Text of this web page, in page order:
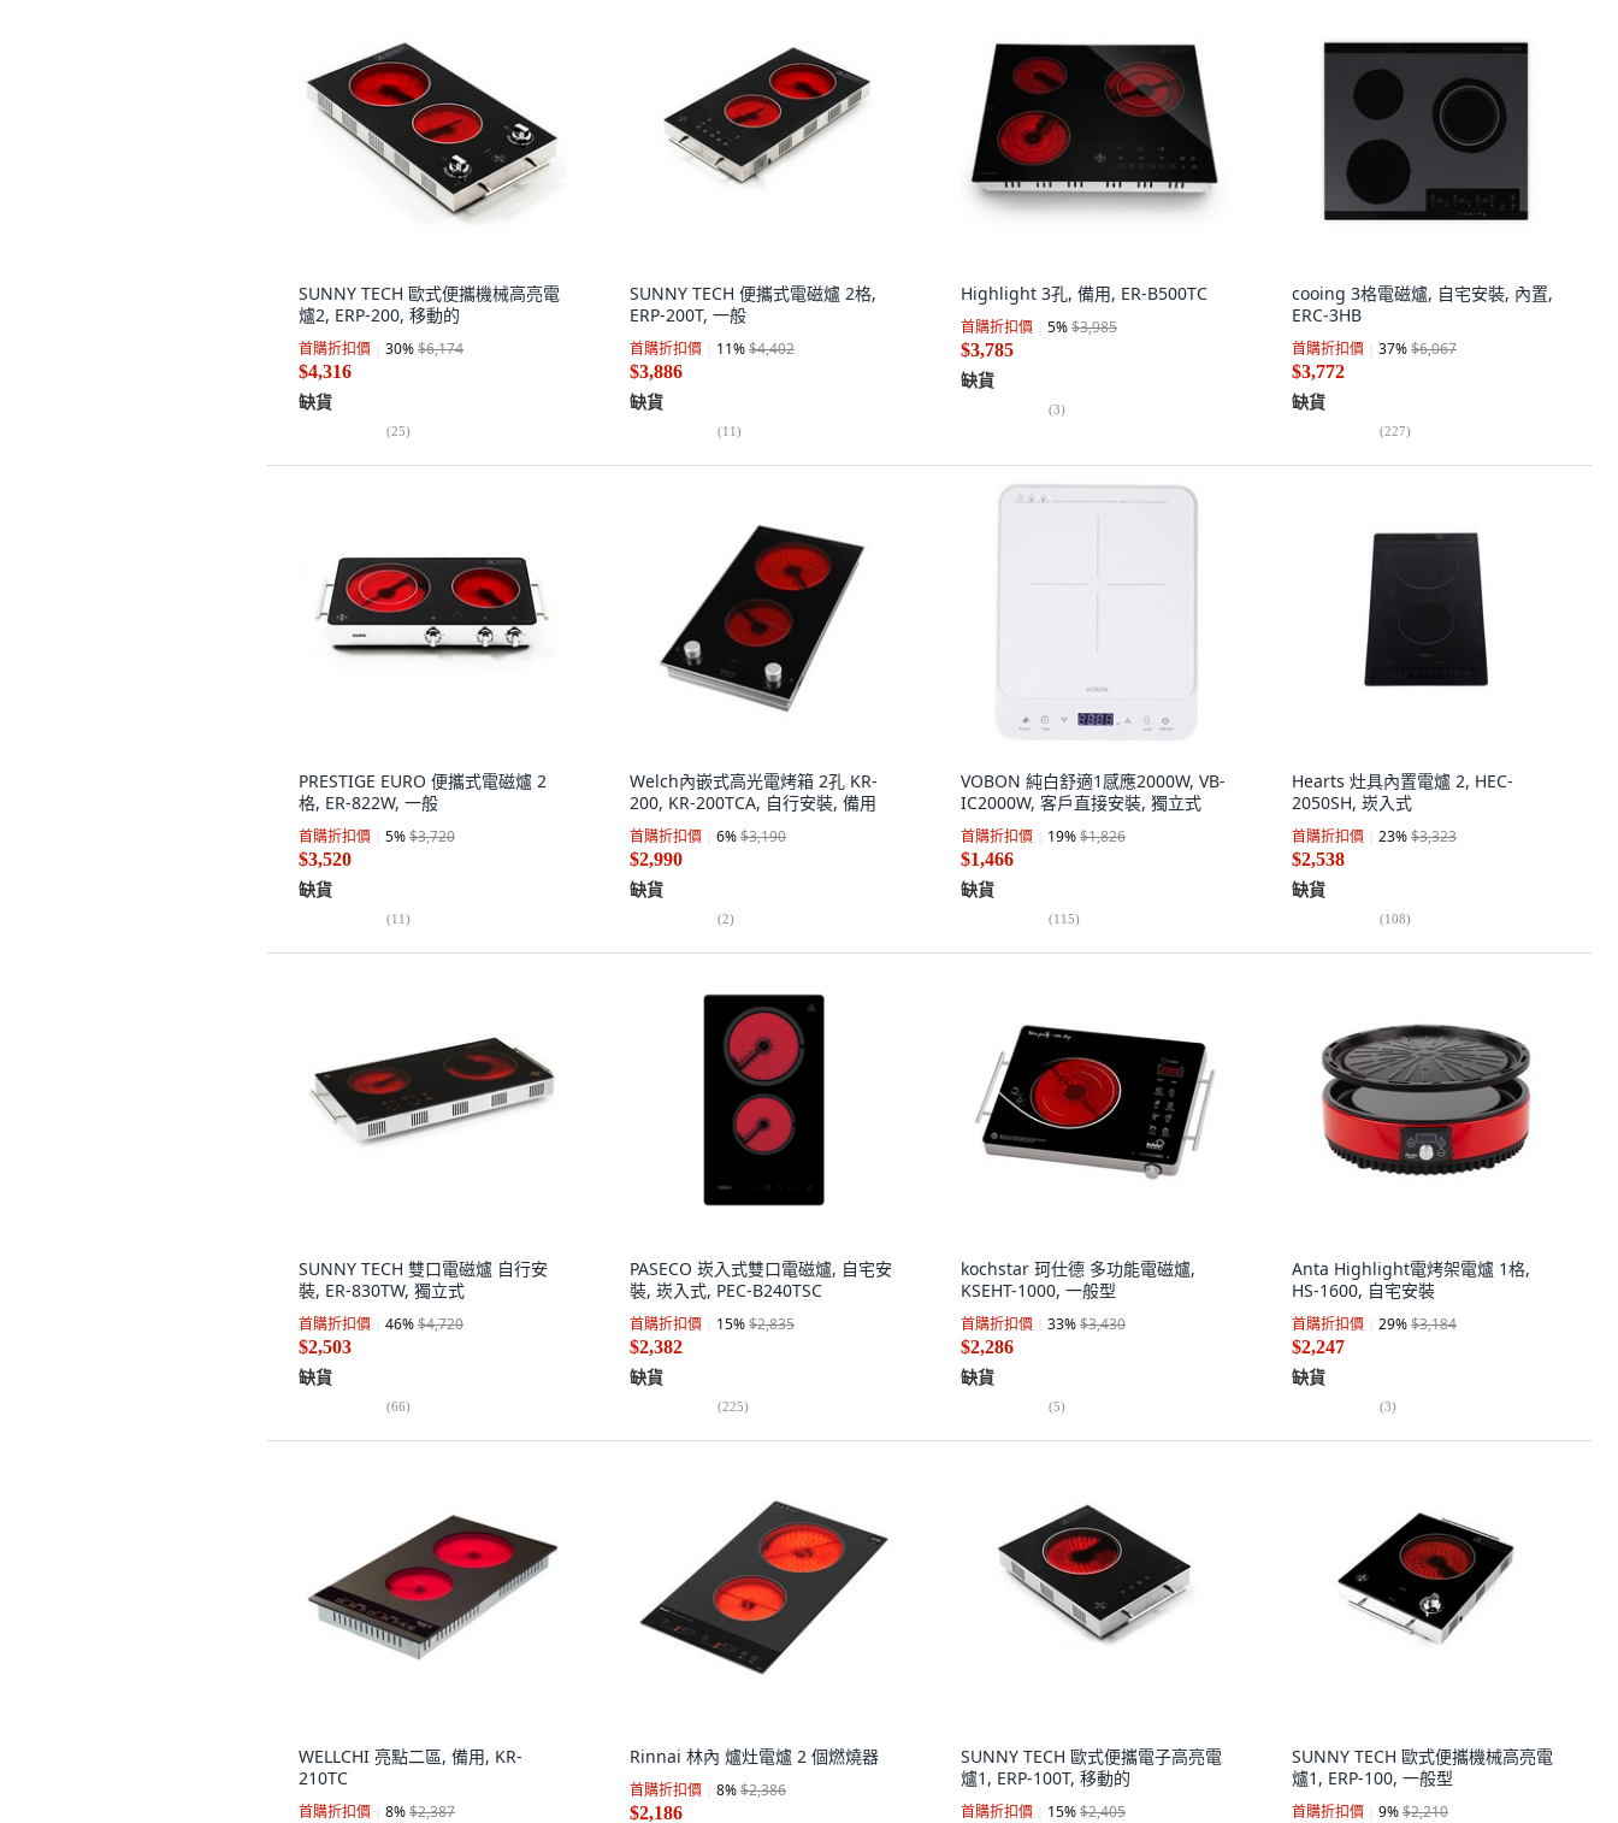
SUNNY TECH 歐式便攜機械高亮電
爐2, ERP-200, 移動的
首購折扣價 30%$6,174
$4,316
缺貨
(25)
SUNNY TECH 便攜式電磁爐 2格,
ERP-200T, 一般
首購折扣價 11%$4,402
$3,886
缺貨
(11)
Highlight 3孔, 備用, ER-B500TC
首購折扣價 5%$3,985
$3,785
缺貨
(3)
cooing 3格電磁爐, 自宅安裝, 內置,
ERC-3HB
首購折扣價 37%$6,067
$3,772
缺貨
(227)
PRESTIGE EURO 便攜式電磁爐 2
格, ER-822W, 一般
首購折扣價 5%$3,720
$3,520
缺貨
(11)
Welch內嵌式高光電烤箱 2孔 KR-
200, KR-200TCA, 自行安裝, 備用
首購折扣價 6%$3,190
$2,990
缺貨
(2)
VOBON 純白舒適1感應2000W, VB-
IC2000W, 客戶直接安裝, 獨立式
首購折扣價 19%$1,826
$1,466
缺貨
(115)
Hearts 灶具內置電爐 2, HEC-
2050SH, 崁入式
首購折扣價 23%$3,323
$2,538
缺貨
(108)
SUNNY TECH 雙口電磁爐 自行安
裝, ER-830TW, 獨立式
首購折扣價 46%$4,720
$2,503
缺貨
(66)
PASECO 崁入式雙口電磁爐, 自宅安
裝, 崁入式, PEC-B240TSC
首購折扣價 15%$2,835
$2,382
缺貨
(225)
kochstar 珂仕德 多功能電磁爐,
KSEHT-1000, 一般型
首購折扣價 33%$3,430
$2,286
缺貨
(5)
Anta Highlight電烤架電爐 1格,
HS-1600, 自宅安裝
首購折扣價 29%$3,184
$2,247
缺貨
(3)
WELLCHI 亮點二區, 備用, KR-
210TC
首購折扣價 8%$2,387
Rinnai 林內 爐灶電爐 2 個燃燒器
首購折扣價 8%$2,386
$2,186
SUNNY TECH 歐式便攜電子高亮電
爐1, ERP-100T, 移動的
首購折扣價 15%$2,405
SUNNY TECH 歐式便攜機械高亮電
爐1, ERP-100, 一般型
首購折扣價 9%$2,210